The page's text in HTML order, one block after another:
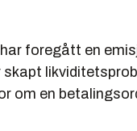
foregått en
om en